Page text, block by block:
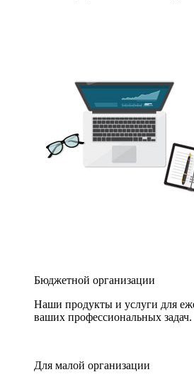
Бюджетной организации
Наши продукты и услуги для
ваших профессиональных задач.
Для малой организации